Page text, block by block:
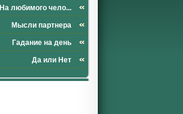
На любимого чело...
Мысли партнера
Гадание на день
Да или Нет